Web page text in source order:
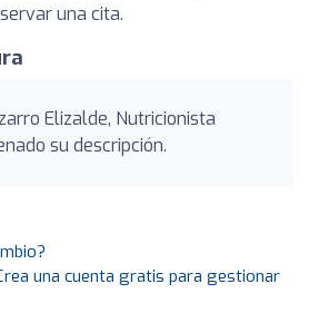
una cita.
Elizalde, Nutricionista
su descripción.
una cuenta gratis para gestionar